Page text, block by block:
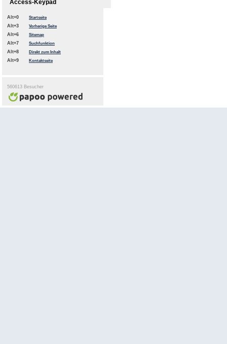
Access-Keypad
Alt+0 Startseite
Alt+3 Vorherige Seite
Alt+6 Sitemap
Alt+7 Suchfunktion
Alt+8 Direkt zum Inhalt
Alt+9 Kontaktseite
560613 Besucher